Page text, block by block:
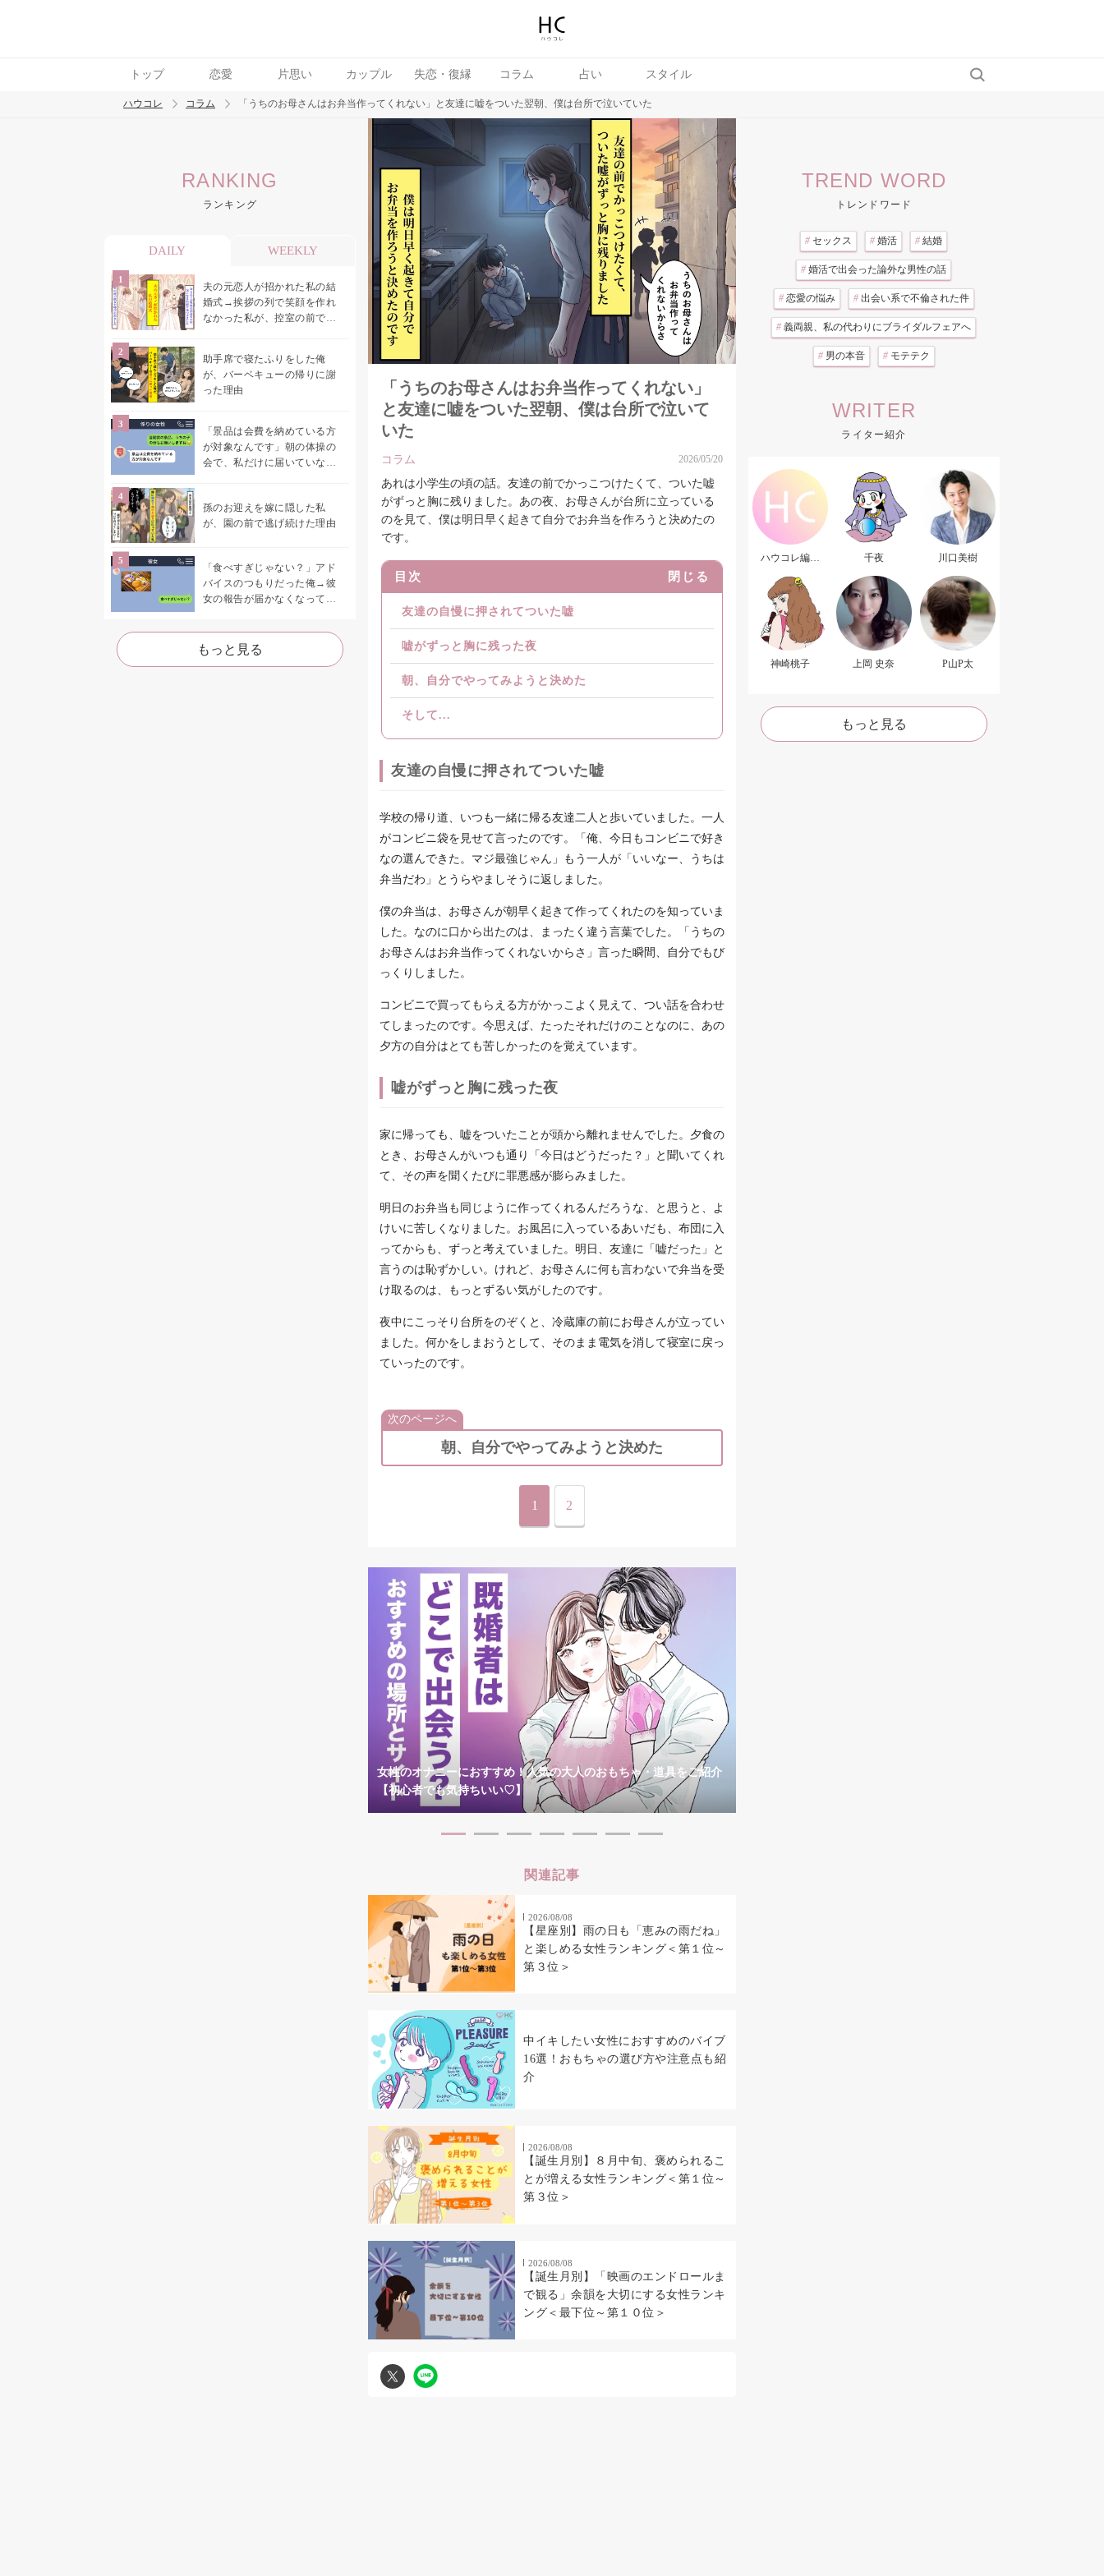
トップ 恋愛 片思い カップル 失恋・復縁 コラム 占い スタイル
トレンド ワード
婚活
ハウコレ コラム 「うちのお母さんはお弁当作ってくれない」と友達に嘘をついた翌朝、僕は台所で泣いていた
RANKING
ランキング
DAILY WEEKLY
夫の元恋人が招かれた私の結
婚式→挨拶の列で笑顔を作れ
なかった私が、控室の前で彼
助手席で寝たふりをした俺
が、バーベキューの帰りに謝
った理由
「景品は会費を納めている方
が対象なんです」朝の体操の
会で、私だけに届いていなか
孫のお迎えを嫁に隠した私
が、園の前で逃げ続けた理由
「食べすぎじゃない？」アド
バイスのつもりだった俺→彼
女の報告が届かなくなって、
た
もっと見る
「うちのお母さんはお弁当作ってくれない」
と友達に嘘をついた翌朝、僕は台所で泣いて
いた
コラム 2026/05/20
あれは小学生の頃の話。友達の前でかっこつけたくて、ついた嘘
がずっと胸に残りました。あの夜、お母さんが台所に立っている
のを見て、僕は明日早く起きて自分でお弁当を作ろうと決めたの
です。
目次 閉じる
友達の自慢に押されてついた嘘
嘘がずっと胸に残った夜
朝、自分でやってみようと決めた
そして...
友達の自慢に押されてついた嘘
学校の帰り道、いつも一緒に帰る友達二人と歩いていました。一人
がコンビニ袋を見せて言ったのです。「俺、今日もコンビニで好き
なの選んできた。マジ最強じゃん」もう一人が「いいなー、うちは
弁当だわ」とうらやましそうに返しました。
僕の弁当は、お母さんが朝早く起きて作ってくれたのを知っていま
した。なのに口から出たのは、まったく違う言葉でした。「うちの
お母さんはお弁当作ってくれないからさ」言った瞬間、自分でもび
っくりしました。
コンビニで買ってもらえる方がかっこよく見えて、つい話を合わせ
てしまったのです。今思えば、たったそれだけのことなのに、あの
夕方の自分はとても苦しかったのを覚えています。
嘘がずっと胸に残った夜
家に帰っても、嘘をついたことが頭から離れませんでした。夕食の
とき、お母さんがいつも通り「今日はどうだった？」と聞いてくれ
て、その声を聞くたびに罪悪感が膨らみました。
明日のお弁当も同じように作ってくれるんだろうな、と思うと、よ
けいに苦しくなりました。お風呂に入っているあいだも、布団に入
ってからも、ずっと考えていました。明日、友達に「嘘だった」と
言うのは恥ずかしい。けれど、お母さんに何も言わないで弁当を受
け取るのは、もっとずるい気がしたのです。
夜中にこっそり台所をのぞくと、冷蔵庫の前にお母さんが立ってい
ました。何かをしまおうとして、そのまま電気を消して寝室に戻っ
ていったのです。
次のページへ
朝、自分でやってみようと決めた
1 2
女性のオナニーにおすすめ！人気の大人のおもちゃ・道具をご紹介
【初心者でも気持ちいい♡】
関連記事
2026/08/08
【星座別】雨の日も「恵みの雨だね」
と楽しめる女性ランキング＜第１位～
第３位＞
中イキしたい女性におすすめのバイブ
16選！おもちゃの選び方や注意点も紹
介
2026/08/08
【誕生月別】８月中旬、褒められるこ
とが増える女性ランキング＜第１位～
第３位＞
2026/08/08
【誕生月別】「映画のエンドロールま
で観る」余韻を大切にする女性ランキ
ング＜最下位～第１０位＞
TREND WORD
トレンドワード
# セックス # 婚活 # 結婚
# 婚活で出会った論外な男性の話
# 恋愛の悩み # 出会い系で不倫された件
# 義両親、私の代わりにブライダルフェアへ
# 男の本音 # モテテク
WRITER
ライター紹介
ハウコレ編集
千夜 川口美樹
神崎桃子 上岡 史奈 P山P太
もっと見る